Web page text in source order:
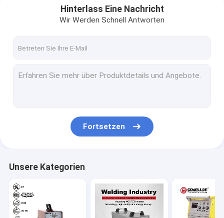
Hinterlass Eine Nachricht
Wir Werden Schnell Antworten
Fortsetzen
Unsere Kategorien